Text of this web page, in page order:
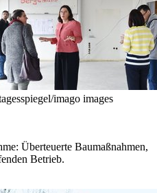
imago images
Überteuerte Baumaßnahmen,
Betrieb.